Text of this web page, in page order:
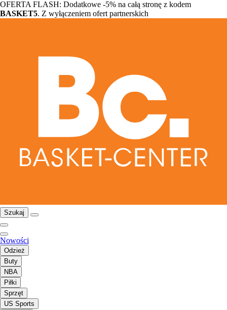
OFERTA FLASH: Dodatkowe -5% na całą stronę z kodem
BASKET5. Z wyłączeniem ofert partnerskich
Szukaj
Nowości
Odzież
Buty
NBA
Piłki
Sprzęt
US Sports